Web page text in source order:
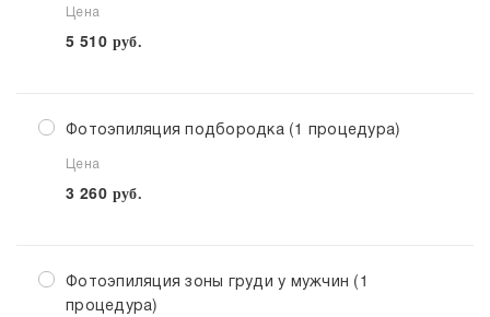
Цена
5 510 руб.
Фотоэпиляция подбородка (1 процедура)
Цена
3 260 руб.
Фотоэпиляция зоны груди у мужчин (1
процедура)